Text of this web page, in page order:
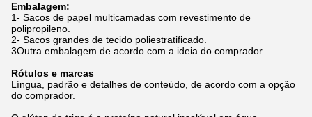
Embalagem:
1- Sacos de papel multicamadas com revestimento de
polipropileno.
2- Sacos grandes de tecido poliestratificado.
3Outra embalagem de acordo com a ideia do comprador.
Rótulos e marcas
Língua, padrão e detalhes de conteúdo, de acordo com a opção
do comprador.